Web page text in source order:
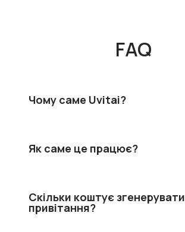
FAQ
Чому саме Uvitai?
Як саме це працює?
Скільки коштує згенерувати
привітання?